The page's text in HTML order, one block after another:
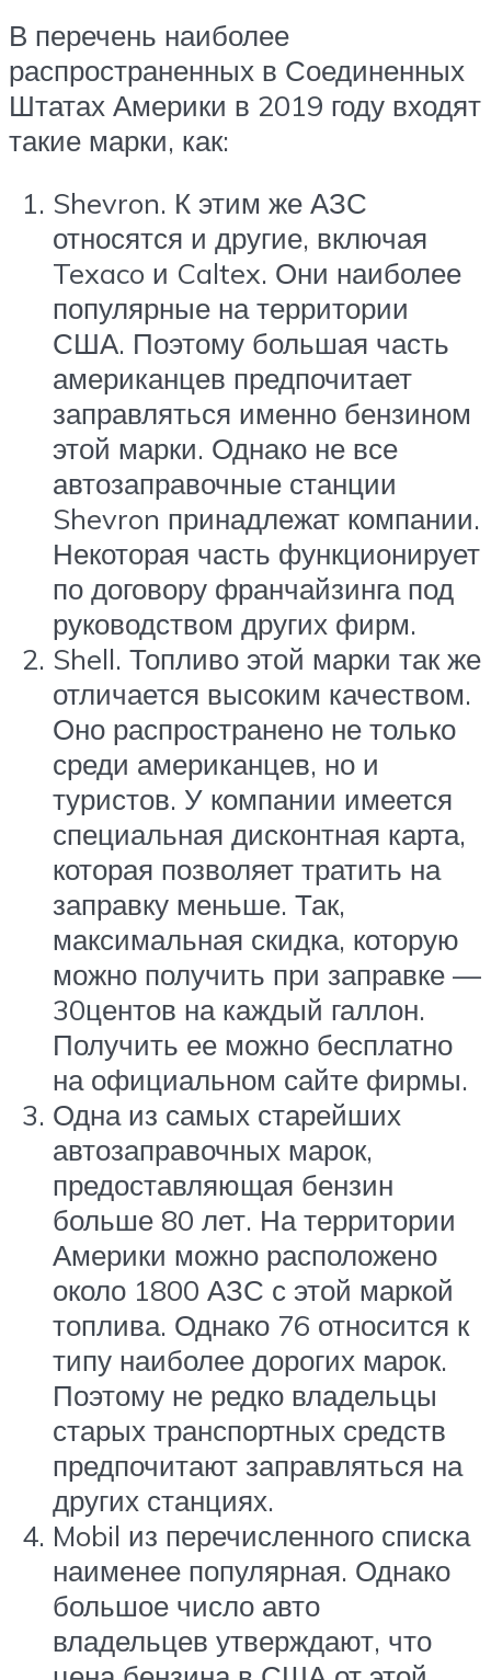
В перечень наиболее
распространенных в Соединенных
Штатах Америки в 2019 году входят
такие марки, как:
Shevron. К этим же АЗС
относятся и другие, включая
Texaco и Caltex. Они наиболее
популярные на территории
США. Поэтому большая часть
американцев предпочитает
заправляться именно бензином
этой марки. Однако не все
автозаправочные станции
Shevron принадлежат компании.
Некоторая часть функционирует
по договору франчайзинга под
руководством других фирм.
Shell. Топливо этой марки так же
отличается высоким качеством.
Оно распространено не только
среди американцев, но и
туристов. У компании имеется
специальная дисконтная карта,
которая позволяет тратить на
заправку меньше. Так,
максимальная скидка, которую
можно получить при заправке —
30центов на каждый галлон.
Получить ее можно бесплатно
на официальном сайте фирмы.
Одна из самых старейших
автозаправочных марок,
предоставляющая бензин
больше 80 лет. На территории
Америки можно расположено
около 1800 АЗС с этой маркой
топлива. Однако 76 относится к
типу наиболее дорогих марок.
Поэтому не редко владельцы
старых транспортных средств
предпочитают заправляться на
других станциях.
Mobil из перечисленного списка
наименее популярная. Однако
большое число авто
владельцев утверждают, что